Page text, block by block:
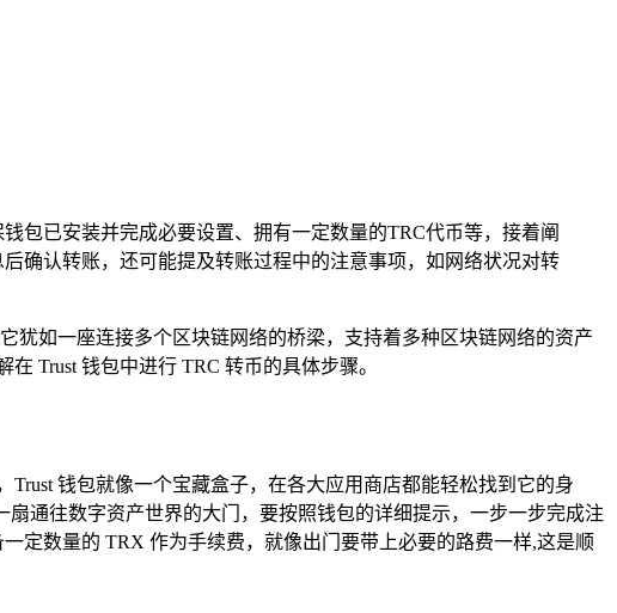
包已安装并完成必要设置、拥有一定数量的TRC代币等，接着阐
确认转账，还可能提及转账过程中的注意事项，如网络状况对转
犹如一座连接多个区块链网络的桥梁，支持着多种区块链网络的资产
Trust 钱包中进行 TRC 转币的具体步骤。
钱包就像一个宝藏盒子，在各大应用商店都能轻松找到它的身
通往数字资产世界的大门，要按照钱包的详细提示，一步一步完成注
定数量的 TRX 作为手续费，就像出门要带上必要的路费一样,这是顺